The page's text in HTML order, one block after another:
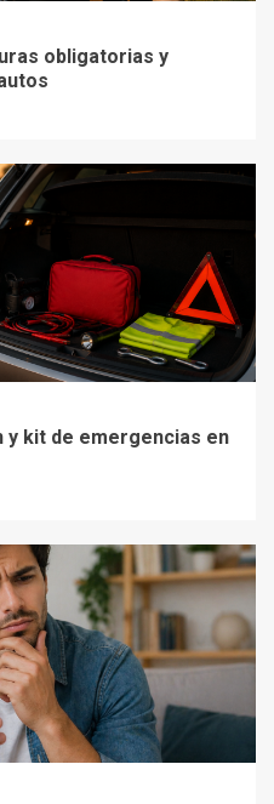
obligatorias y
y kit de emergencias en